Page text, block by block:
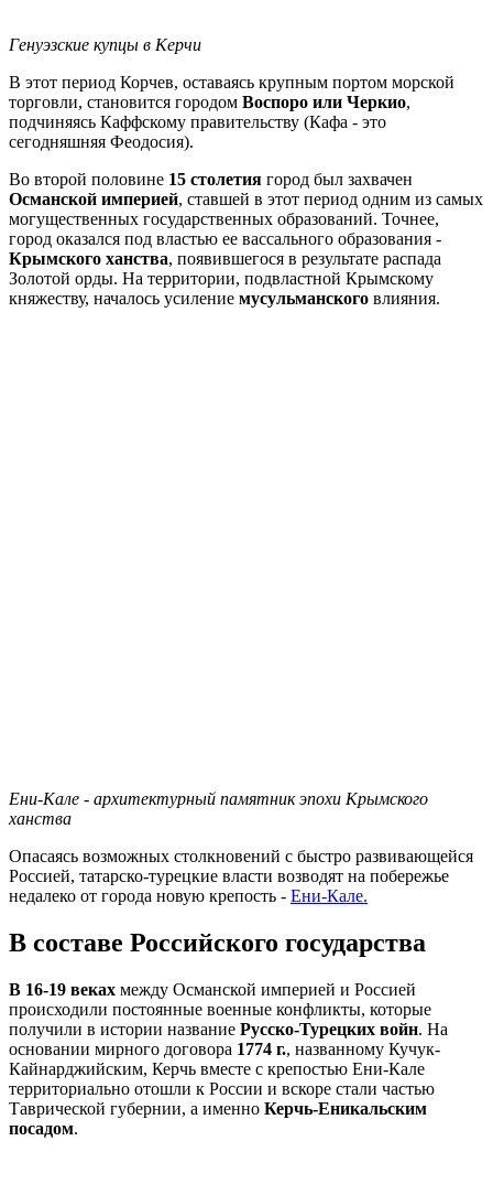
Генуэзские купцы в Керчи
В этот период Корчев, оставаясь крупным портом морской
торговли, становится городом Воспоро или Черкио,
подчиняясь Каффскому правительству (Кафа - это
сегодняшняя Феодосия).
Во второй половине 15 столетия город был захвачен
Османской империей, ставшей в этот период одним из самых
могущественных государственных образований. Точнее,
город оказался под властью ее вассального образования -
Крымского ханства, появившегося в результате распада
Золотой орды. На территории, подвластной Крымскому
княжеству, началось усиление мусульманского влияния.
Ени-Кале - архитектурный памятник эпохи Крымского
ханства
Опасаясь возможных столкновений с быстро развивающейся
Россией, татарско-турецкие власти возводят на побережье
недалеко от города новую крепость - Ени-Кале.
В составе Российского государства
В 16-19 веках между Османской империей и Россией
происходили постоянные военные конфликты, которые
получили в истории название Русско-Турецких войн. На
основании мирного договора 1774 г., названному Кучук-
Кайнарджийским, Керчь вместе с крепостью Ени-Кале
территориально отошли к России и вскоре стали частью
Таврической губернии, а именно Керчь-Еникальским
посадом.